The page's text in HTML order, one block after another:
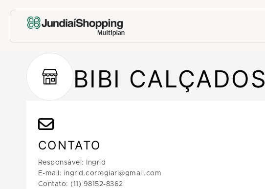
BIBI CALÇADOS
CONTATO
Responsável: Ingrid
E-mail: ingrid.corregiari@gmail.com
Contato: (11) 98152-8362